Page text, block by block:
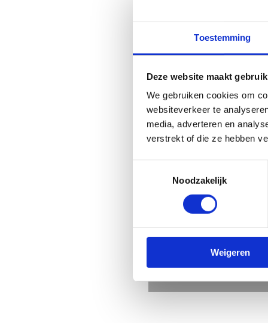
Toestemming
Deze website maakt
We gebruiken cookies om
websiteverkeer te
media, adverteren en
verstrekt of die ze hebben
Noodzakelijk
Weigeren
Subsidies